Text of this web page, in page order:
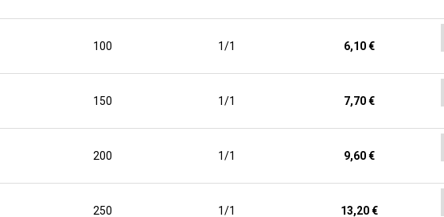
100 1/1 6,10 €
150 1/1 7,70 €
200 1/1 9,60 €
250 1/1 13,20 €